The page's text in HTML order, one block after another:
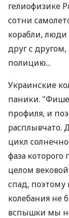
гелиофизике
сотни
корабли, люди
друг с
полицию...
Украинские
паники.
профиля, и
расплывчато.
цикл
фаза которого
целом
спад, поэтому
колебания не
вспышки мы